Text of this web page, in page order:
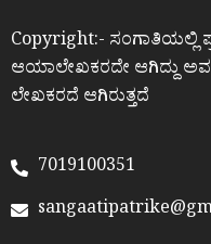
Copyright:- ಸಂಗಾತಿಯಲ್ಲಿ
ಆಯಾಲೇಖಕರದೇ ಆಗಿದ್ದು
ಲೇಖಕರದೆ ಆಗಿರುತ್ತದೆ
7019100351